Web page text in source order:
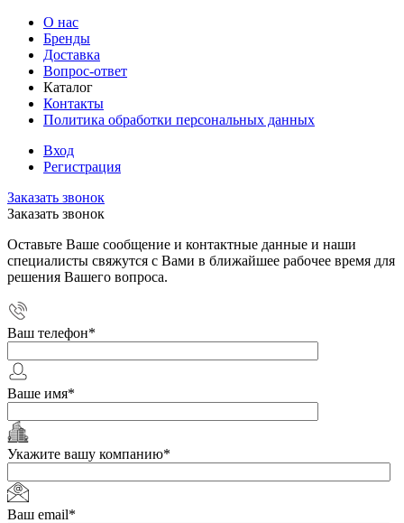
О нас
Бренды
Доставка
Вопрос-ответ
Каталог
Контакты
Политика обработки персональных данных
Вход
Регистрация
Заказать звонок
Заказать звонок
Оставьте Ваше сообщение и контактные данные и наши
специалисты свяжутся с Вами в ближайшее рабочее время для
решения Вашего вопроса.
Ваш телефон*
Ваше имя*
Укажите вашу компанию*
Ваш email*